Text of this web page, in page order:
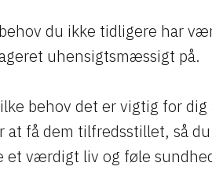
du ikke tidligere har
uhensigtsmæssigt på.
behov det er vigtig for dig
at få dem tilfredsstillet, så
et værdigt liv og føle